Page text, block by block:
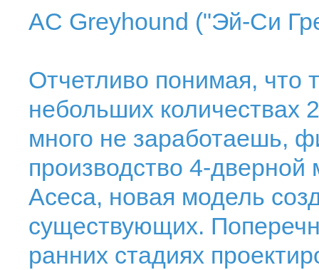
AC Greyhound ("Эй-Си
Отчетливо понимая, что
небольших количествах
много не заработаешь,
производство 4-
Асеса, новая модель
существующих.
ранних стадиях